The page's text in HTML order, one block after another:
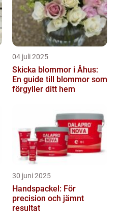
04 juli 2025
Skicka blommor i Åhus:
En guide till blommor som
förgyller ditt hem
30 juni 2025
Handspackel: För
precision och jämnt
resultat